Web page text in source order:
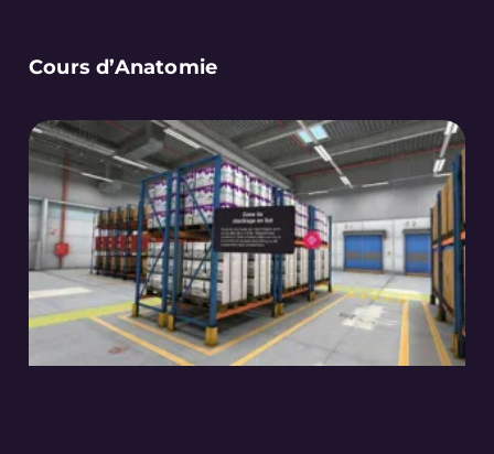
Cours d’Anatomie